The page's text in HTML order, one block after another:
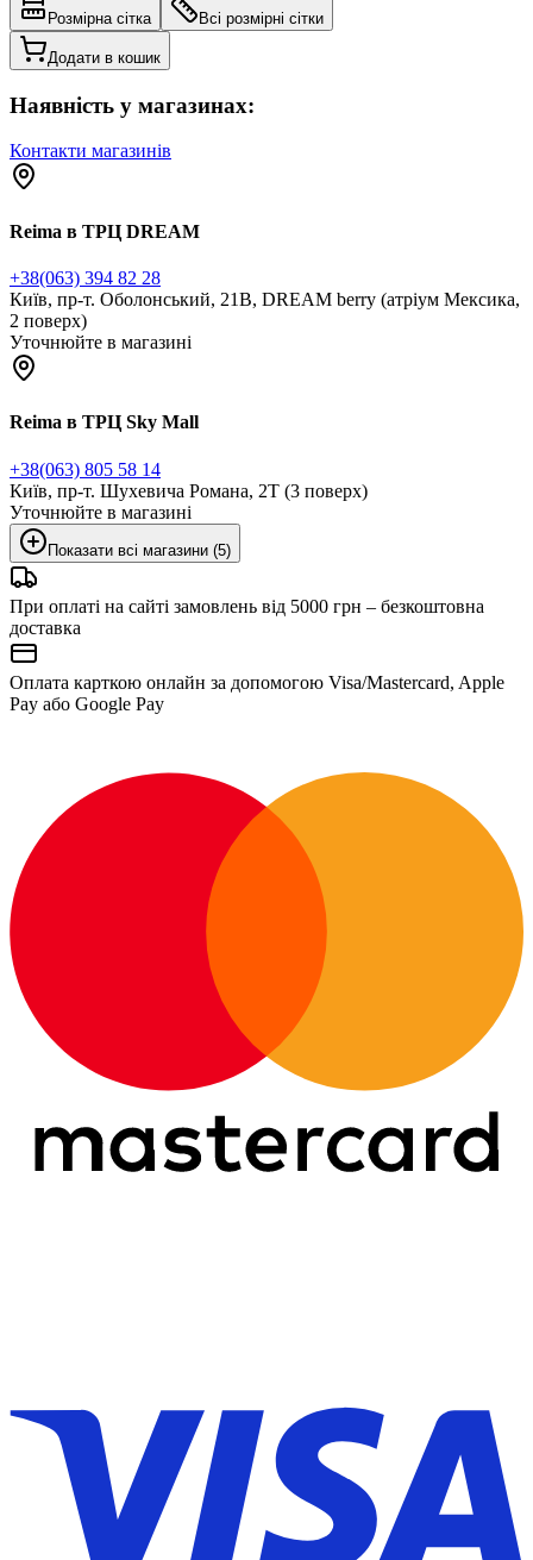
Розмірна сітка Всі розмірні сітки
Додати в кошик
Наявність у магазинах:
Контакти магазинів
Reima в ТРЦ DREAM
+38(063) 394 82 28
Київ, пр-т. Оболонський, 21В, DREAM berry (атріум Мексика,
2 поверх)
Уточнюйте в магазині
Reima в ТРЦ Sky Mall
+38(063) 805 58 14
Київ, пр-т. Шухевича Романа, 2Т (3 поверх)
Уточнюйте в магазині
Показати всі магазини (5)
При оплаті на сайті замовлень від 5000 грн – безкоштовна
доставка
Оплата карткою онлайн за допомогою Visa/Mastercard, Apple
Pay або Google Pay